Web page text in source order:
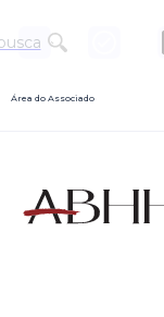
Área do Associado